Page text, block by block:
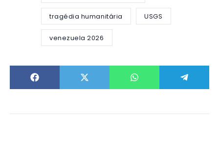
tragédia humanitária USGS
venezuela 2026